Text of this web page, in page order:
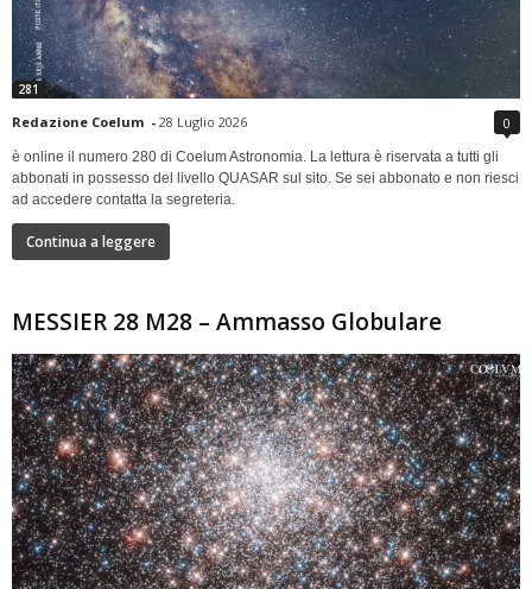
281
Redazione Coelum - 28 Luglio 2026 0
è online il numero 280 di Coelum Astronomia. La lettura è riservata a tutti gli
abbonati in possesso del livello QUASAR sul sito. Se sei abbonato e non riesci
ad accedere contatta la segreteria.
Continua a leggere
MESSIER 28 M28 – Ammasso Globulare